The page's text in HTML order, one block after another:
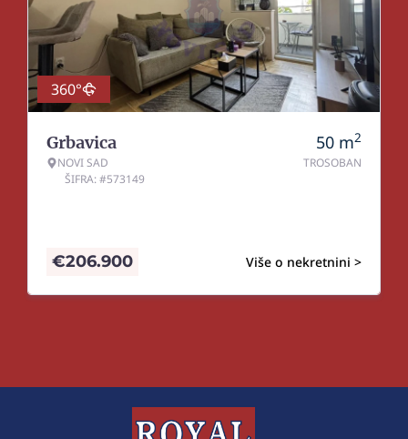
360°
Grbavica
NOVI SAD
ŠIFRA: #573149
50 m2
TROSOBAN
Više o nekretnini >
€206.900